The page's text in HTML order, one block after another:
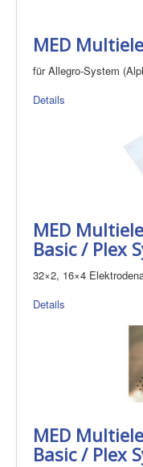
MED
für Allegro-System
Details
MED
Basic / Plex
32×2, 16×4
Details
MED
Basic / Plex